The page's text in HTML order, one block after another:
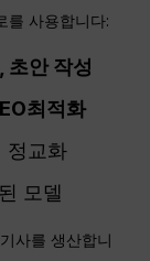
를 사용합니다:
초안 작성
최적화
정교화
모델
사를 생산합니